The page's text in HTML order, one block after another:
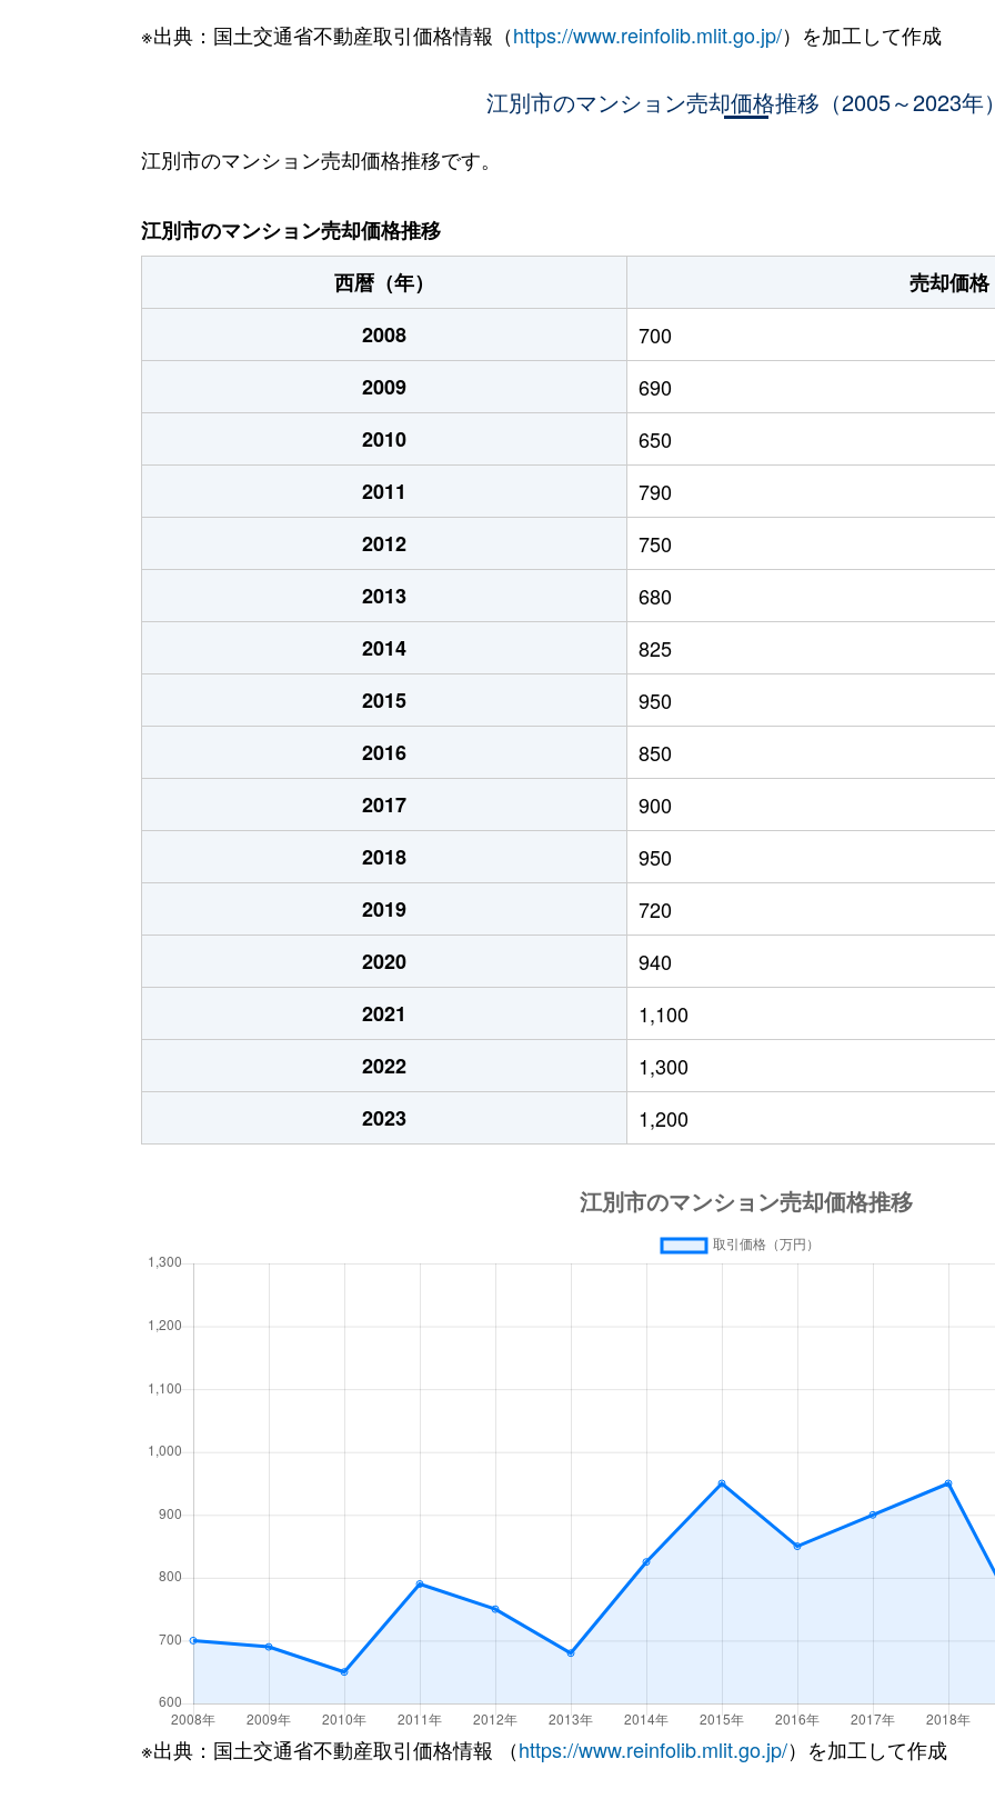
野幌末広町
180万円 野幌 徒歩23分 25m²
野幌 徒歩23分 20m² 築32年
野幌末広町
190万円 野幌
野幌住吉町
950万円 野幌 徒歩45分 75m² 築29
野幌若葉町
400万円 野幌 徒歩25分 80m² 築32
東野幌町
700万円 野幌 徒歩6分 75m² 築29
東野幌本町
1,600万円 野幌 徒歩6分 90m² 築31
東野幌本町
1,600万円 野幌 徒歩6分 70m² 築26
東野幌本町
1,400万円 野幌 徒歩6分 75m² 築29
東野幌本町
1,700万円 野幌 徒歩4分 70m² 築31
1,100万円
※出典：国土交通省不動産取引価格情報（https://www.reinfolib.mlit.go.jp/）を加工して作成
江別市のマンション売却価格推移（2005～2023年）
江別市のマンション売却価格推移です。
江別市のマンション売却価格推移
西暦（年）
売却価格
2008
700
2009
690
2010
650
2011
790
2012
750
2013
680
2014
825
2015
950
2016
850
2017
900
2018
950
2019
720
2020
940
2021
1,100
2022
1,300
2023
1,200
※出典：国土交通省不動産取引価格情報 （https://www.reinfolib.mlit.go.jp/）を加工して作成